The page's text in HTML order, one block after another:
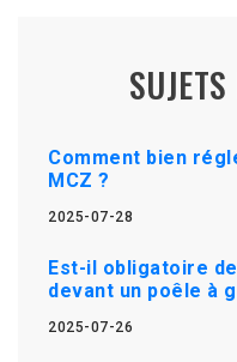
Comment bien
MCZ ?
2025-07-28
Est-il obligatoire
devant un poêle à
2025-07-26